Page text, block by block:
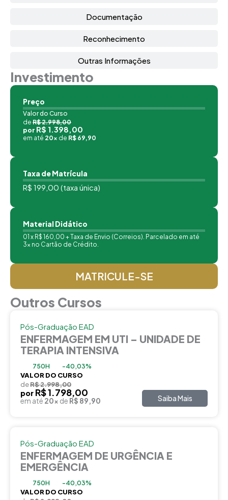
Documentação
Reconhecimento
Outras Informações
Investimento
Preço
Valor do Curso
de R$ 2.998,00
por R$ 1.398,00
em até 20x de R$ 69,90
Taxa de Matrícula
R$ 199,00 (taxa única)
Material Didático
01 x R$ 160,00 + Taxa de Envio (Correios). Parcelado em até
3x no Cartão de Crédito.
MATRICULE-SE
Outros Cursos
Pós-Graduação EAD
ENFERMAGEM EM UTI – UNIDADE DE
TERAPIA INTENSIVA
750H -40,03%
VALOR DO CURSO
deR$ 2.998,00
por R$ 1.798,00
em até 20x de R$ 89,90 Saiba Mais
Pós-Graduação EAD
ENFERMAGEM DE URGÊNCIA E
EMERGÊNCIA
750H -40,03%
VALOR DO CURSO